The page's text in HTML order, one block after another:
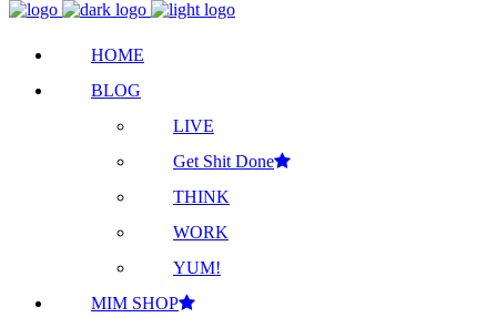
HOME
BLOG
LIVE
Get Shit Done
THINK
WORK
YUM!
MIM SHOP